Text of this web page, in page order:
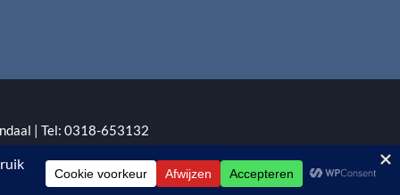
| Tel: 0318-653132